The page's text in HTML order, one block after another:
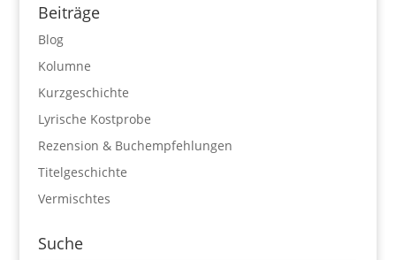
Beiträge
Blog
Kolumne
Kurzgeschichte
Lyrische Kostprobe
Rezension & Buchempfehlungen
Titelgeschichte
Vermischtes
Suche